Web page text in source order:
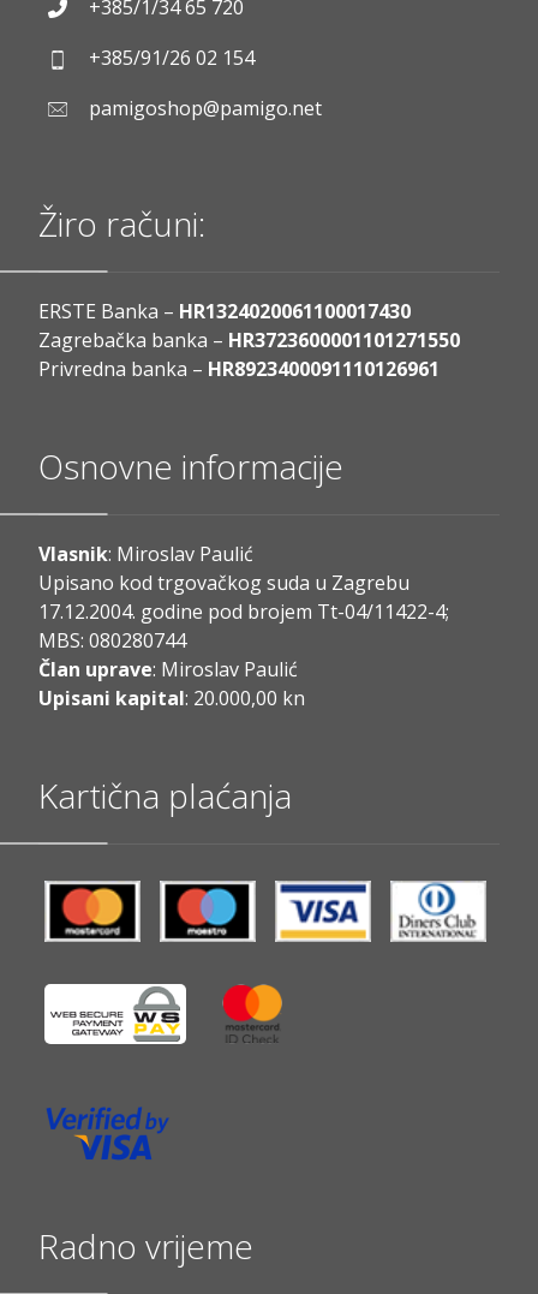
+385/1/34 65 720
+385/91/26 02 154
pamigoshop@pamigo.net
Žiro računi:
ERSTE Banka – HR1324020061100017430
Zagrebačka banka – HR3723600001101271550
Privredna banka – HR8923400091110126961
Osnovne informacije
Vlasnik: Miroslav Paulić
Upisano kod trgovačkog suda u Zagrebu
17.12.2004. godine pod brojem Tt-04/11422-4;
MBS: 080280744
Član uprave: Miroslav Paulić
Upisani kapital: 20.000,00 kn
Kartična plaćanja
Radno vrijeme